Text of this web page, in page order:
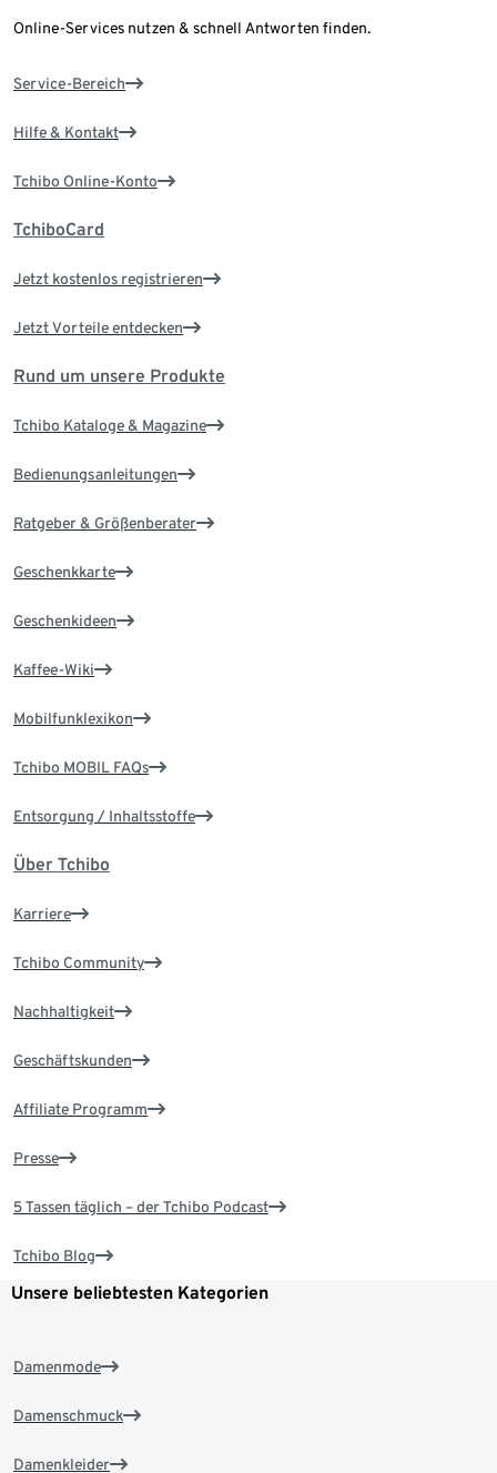
Online-Services nutzen & schnell Antworten finden.
Service-Bereich
Hilfe & Kontakt
Tchibo Online-Konto
TchiboCard
Jetzt kostenlos registrieren
Jetzt Vorteile entdecken
Rund um unsere Produkte
Tchibo Kataloge & Magazine
Bedienungsanleitungen
Ratgeber & Größenberater
Geschenkkarte
Geschenkideen
Kaffee-Wiki
Mobilfunklexikon
Tchibo MOBIL FAQs
Entsorgung / Inhaltsstoffe
Über Tchibo
Karriere
Tchibo Community
Nachhaltigkeit
Geschäftskunden
Affiliate Programm
Presse
5 Tassen täglich – der Tchibo Podcast
Tchibo Blog
Unsere beliebtesten Kategorien
Damenmode
Damenschmuck
Damenkleider